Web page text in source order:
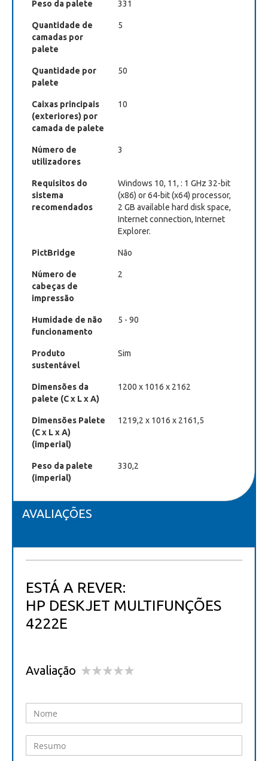
Peso da palete 331
Quantidade de
camadas por
palete
5
Quantidade por
palete
50
Caixas principais
(exteriores) por
camada de palete
10
Número de
utilizadores
3
Requisitos do
sistema
recomendados
Windows 10, 11, : 1 GHz 32-bit
(x86) or 64-bit (x64) processor,
2 GB available hard disk space,
Internet connection, Internet
Explorer.
PictBridge Não
Número de
cabeças de
impressão
2
Humidade de não
funcionamento
5 - 90
Produto
sustentável
Sim
Dimensões da
palete (C x L x A)
1200 x 1016 x 2162
Dimensões Palete
(C x L x A)
(imperial)
1219,2 x 1016 x 2161,5
Peso da palete
(imperial)
330,2
AVALIAÇÕES
ESTÁ A REVER:
HP DESKJET MULTIFUNÇÕES
4222E
Avaliação